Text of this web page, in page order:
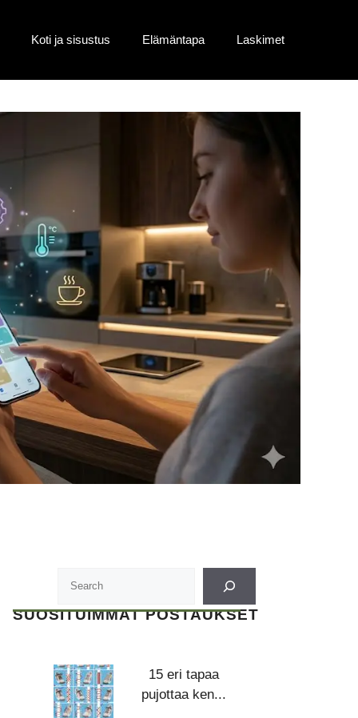
Koti ja sisustus Elämäntapa Laskimet
SUOSITUIMMAT POSTAUKSET
15 eri tapaa
pujottaa ken...